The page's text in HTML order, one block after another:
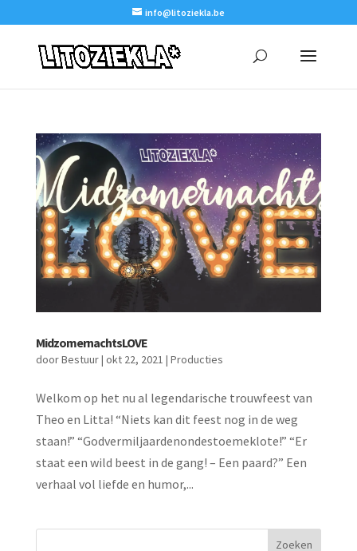
info@litoziekla.be
MidzomernachtsLOVE
doorBestuur| okt 22, 2021 | Producties
Welkom op het nu al legendarische trouwfeest van
Theo en Litta! “Niets kan dit feest nog in de weg
staan!” “Godvermiljaardenondestoemeklote!” “Er
staat een wild beest in de gang! – Een paard?” Een
verhaal vol liefde en humor,...